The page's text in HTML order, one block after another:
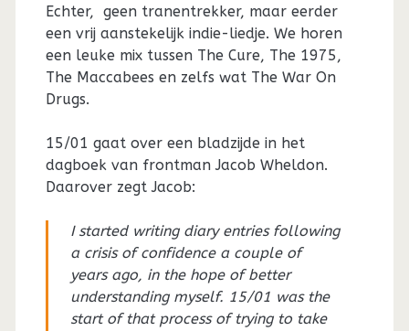
Echter, geen tranentrekker, maar eerder
een vrij aanstekelijk indie-liedje. We horen
een leuke mix tussen The Cure, The 1975,
The Maccabees en zelfs wat The War On
Drugs.
15/01 gaat over een bladzijde in het
dagboek van frontman Jacob Wheldon.
Daarover zegt Jacob:
I started writing diary entries following
a crisis of confidence a couple of
years ago, in the hope of better
understanding myself. 15/01 was the
start of that process of trying to take